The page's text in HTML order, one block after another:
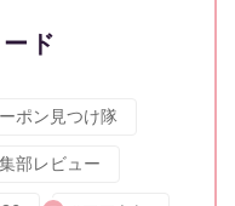
ド
ポン見つけ隊
部レビュー